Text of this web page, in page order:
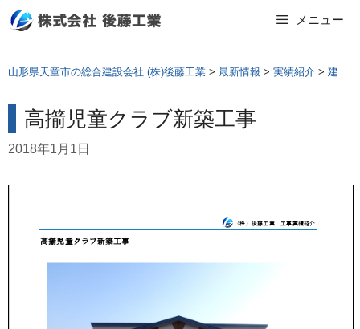
Skip
メニュー
山形県天童市の総合建設会社 (株)後藤工業 > 最新情報 > 実績紹介 > 建築工事
高擶児童クラブ新築工事
2018年1月1日